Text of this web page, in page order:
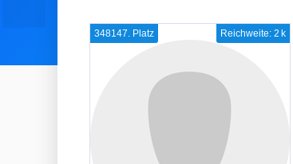
Reichweite: 2 k
348147. Platz